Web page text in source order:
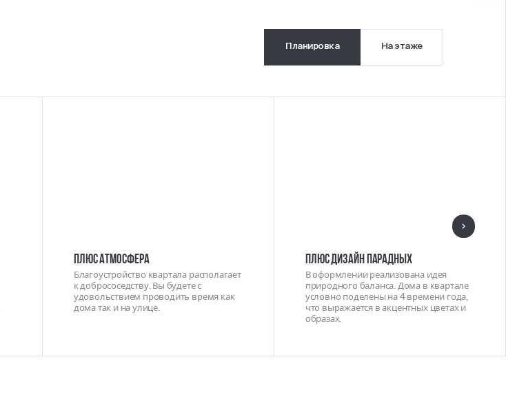
пространством для командных игр
Планировка На этаже
ПЛЮС АТМОСФЕРА
Благоустройство квартала располагает
к добрососедству. Вы будете с
удовольствием проводить время как
дома так и на улице.
ПЛЮС ДИЗАЙН ПАРАДНЫХ
В оформлении реализована идея
природного баланса. Дома в квартале
условно поделены на 4 времени года,
что выражается в акцентных цветах и
образах.